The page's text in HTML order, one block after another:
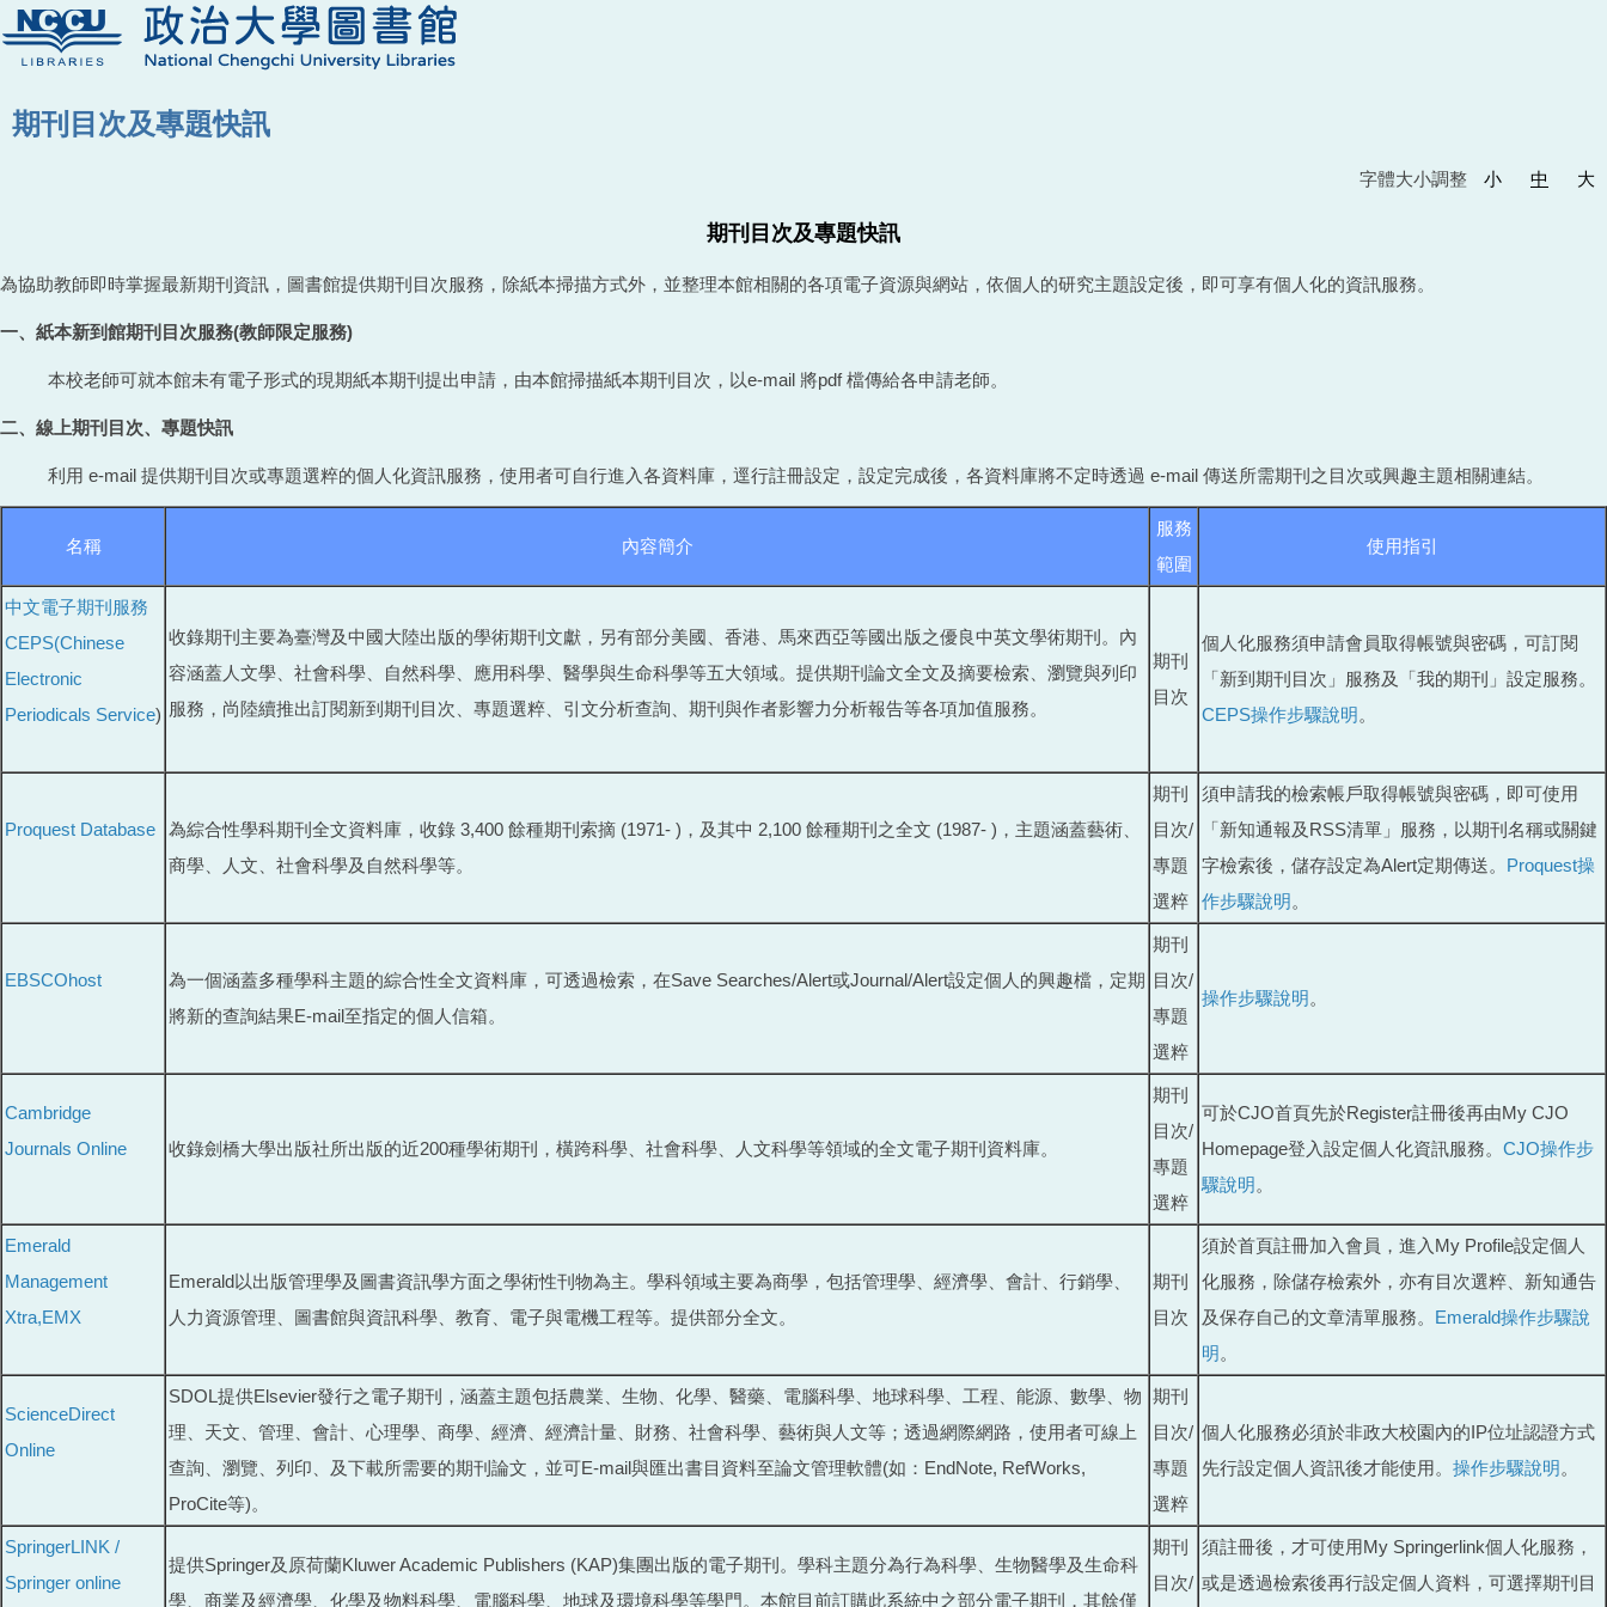
期刊目次及專題快訊
字體大小調整 小 中 大
期刊目次及專題快訊
為協助教師即時掌握最新期刊資訊，圖書館提供期刊目次服務，除紙本掃描方式外，並整理本館相關的各項電子資源與網站，依個人的研究主題設定後，即可享有個人化的資訊服務。
一、紙本新到館期刊目次服務(教師限定服務)
本校老師可就本館未有電子形式的現期紙本期刊提出申請，由本館掃描紙本期刊目次，以e-mail 將pdf 檔傳給各申請老師。
二、線上期刊目次、專題快訊
利用 e-mail 提供期刊目次或專題選粹的個人化資訊服務，使用者可自行進入各資料庫，逕行註冊設定，設定完成後，各資料庫將不定時透過 e-mail 傳送所需期刊之目次或興趣主題相關連結。
名稱 內容簡介
服務
範圍
使用指引
中文電子期刊服務
CEPS(Chinese
Electronic
Periodicals Service)
收錄期刊主要為臺灣及中國大陸出版的學術期刊文獻，另有部分美國、香港、馬來西亞等國出版之優良中英文學術期刊。內
容涵蓋人文學、社會科學、自然科學、應用科學、醫學與生命科學等五大領域。提供期刊論文全文及摘要檢索、瀏覽與列印
服務，尚陸續推出訂閱新到期刊目次、專題選粹、引文分析查詢、期刊與作者影響力分析報告等各項加值服務。
期刊
目次
個人化服務須申請會員取得帳號與密碼，可訂閱
「新到期刊目次」服務及「我的期刊」設定服務。
CEPS操作步驟說明 。
Proquest Database
為綜合性學科期刊全文資料庫，收錄 3,400 餘種期刊索摘 (1971- )，及其中 2,100 餘種期刊之全文 (1987- )，主題涵蓋藝術、
商學、人文、社會科學及自然科學等。
期刊
目次/
專題
選粹
須申請我的檢索帳戶取得帳號與密碼，即可使用
「新知通報及RSS清單」服務，以期刊名稱或關鍵
字檢索後，儲存設定為Alert定期傳送。 Proquest操
作步驟說明 。
EBSCOhost
為一個涵蓋多種學科主題的綜合性全文資料庫，可透過檢索，在Save Searches/Alert或Journal/Alert設定個人的興趣檔，定期
將新的查詢結果E-mail至指定的個人信箱。
期刊
目次/
專題
選粹
操作步驟說明 。
Cambridge
Journals Online
收錄劍橋大學出版社所出版的近200種學術期刊，橫跨科學、社會科學、人文科學等領域的全文電子期刊資料庫。
期刊
目次/
專題
選粹
可於CJO首頁先於Register註冊後再由My CJO
Homepage登入設定個人化資訊服務。 CJO操作步
驟說明 。
Emerald
Management
Xtra,EMX
Emerald以出版管理學及圖書資訊學方面之學術性刊物為主。學科領域主要為商學，包括管理學、經濟學、會計、行銷學、
人力資源管理、圖書館與資訊科學、教育、電子與電機工程等。提供部分全文。
期刊
目次
須於首頁註冊加入會員，進入My Profile設定個人
化服務，除儲存檢索外，亦有目次選粹、新知通告
及保存自己的文章清單服務。 Emerald操作步驟說
明 。
ScienceDirect
Online
SDOL提供Elsevier發行之電子期刊，涵蓋主題包括農業、生物、化學、醫藥、電腦科學、地球科學、工程、能源、數學、物
理、天文、管理、會計、心理學、商學、經濟、經濟計量、財務、社會科學、藝術與人文等；透過網際網路，使用者可線上
查詢、瀏覽、列印、及下載所需要的期刊論文，並可E-mail與匯出書目資料至論文管理軟體(如：EndNote, RefWorks,
ProCite等)。
期刊
目次/
專題
選粹
個人化服務必須於非政大校園內的IP位址認證方式
先行設定個人資訊後才能使用。 操作步驟說明 。
SpringerLINK /
Springer online
提供Springer及原荷蘭Kluwer Academic Publishers (KAP)集團出版的電子期刊。學科主題分為行為科學、生物醫學及生命科
學、商業及經濟學、化學及物料科學、電腦科學、地球及環境科學等學門。本館目前訂購此系統中之部分電子期刊，其餘僅
期刊
目次/
須註冊後，才可使用My Springerlink個人化服務，
或是透過檢索後再行設定個人資料，可選擇期刊目